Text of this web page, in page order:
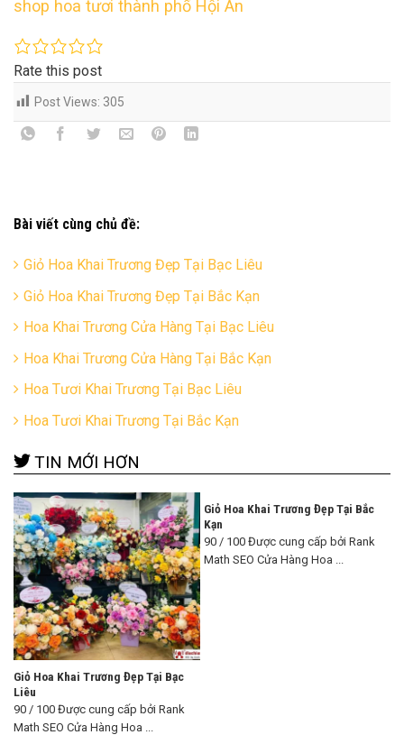
shop hoa tươi thành phố Hội An
Rate this post
Post Views: 305
Bài viết cùng chủ đề:
Giỏ Hoa Khai Trương Đẹp Tại Bạc Liêu
Giỏ Hoa Khai Trương Đẹp Tại Bắc Kạn
Hoa Khai Trương Cửa Hàng Tại Bạc Liêu
Hoa Khai Trương Cửa Hàng Tại Bắc Kạn
Hoa Tươi Khai Trương Tại Bạc Liêu
Hoa Tươi Khai Trương Tại Bắc Kạn
TIN MỚI HƠN
Giỏ Hoa Khai Trương Đẹp Tại Bạc
Liêu
90 / 100 Được cung cấp bởi Rank
Math SEO Cửa Hàng Hoa ...
Giỏ Hoa Khai Trương Đẹp Tại Bắc
Kạn
90 / 100 Được cung cấp bởi Rank
Math SEO Cửa Hàng Hoa ...